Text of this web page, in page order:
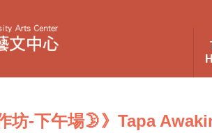
坊-下午場🌛》Tapa